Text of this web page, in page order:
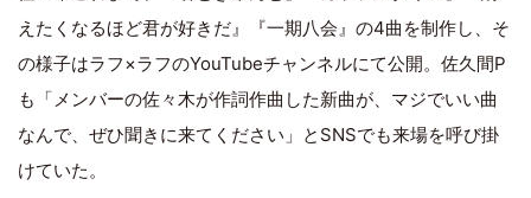
えたくなるほど君が好きだ』『一期八会』の4曲を制作し、そ
の様子はラフ×ラフのYouTubeチャンネルにて公開。佐久間P
も「メンバーの佐々木が作詞作曲した新曲が、マジでいい曲
なんで、ぜひ聞きに来てください」とSNSでも来場を呼び掛
けていた。